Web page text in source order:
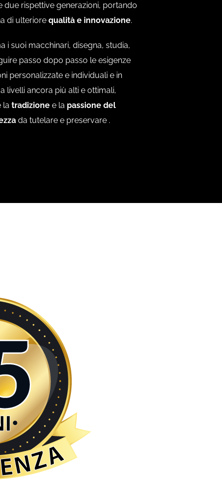
due rispettive generazioni, portando
di ulteriore qualità e innovazione.
i suoi macchinari, disegna, studia,
passo dopo passo le esigenze
personalizzate e individuali e in
livelli ancora più alti e ottimali,
la tradizione e la passione del
da tutelare e preservare .